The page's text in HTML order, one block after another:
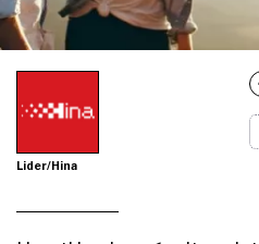
Lider/Hina